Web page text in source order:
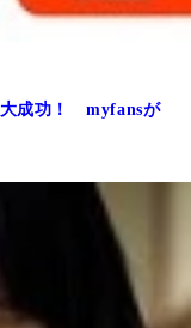
大成功！ myfansが